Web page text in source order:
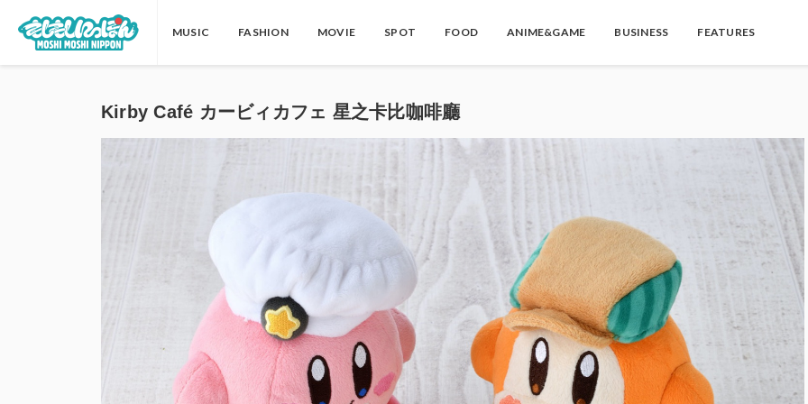
MUSIC FASHION MOVIE SPOT FOOD ANIME&GAME BUSINESS FEATURES
Kirby Café カービィカフェ 星之卡比咖啡廳